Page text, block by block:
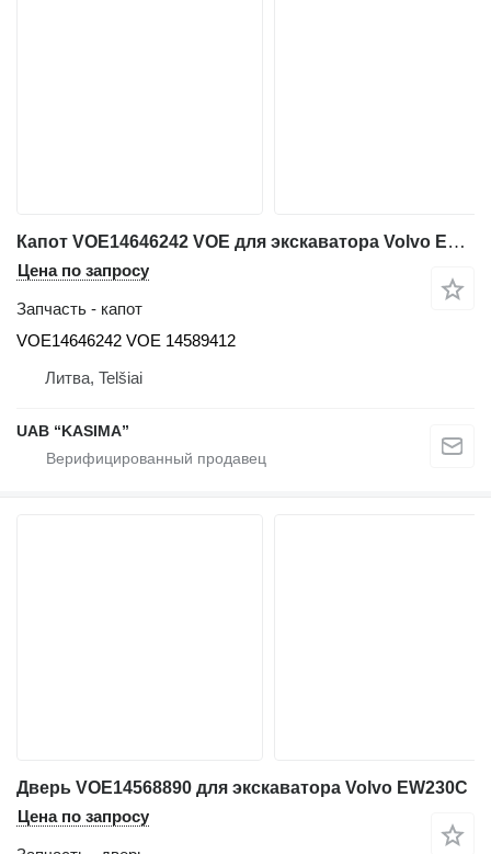
Капот VOE14646242 VOE для экскаватора Volvo EW230C
Цена по запросу
Запчасть - капот
VOE14646242 VOE 14589412
Литва, Telšiai
UAB “KASIMA”
Дверь VOE14568890 для экскаватора Volvo EW230C
Цена по запросу